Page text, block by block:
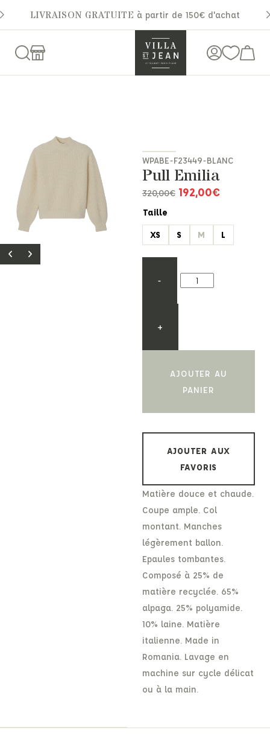
LIVRAISON GRATUITE à partir de 150€ d'achat
WPABE-F23449-BLANC
Pull Emilia
320,00€ 192,00€
Taille
XS
S M L
-
+
AJOUTER AU
PANIER
AJOUTER AUX
FAVORIS
Matière douce et chaude.
Coupe ample. Col
montant. Manches
légèrement ballon.
Epaules tombantes.
Composé à 25% de
matière recyclée. 65%
alpaga. 25% polyamide.
10% laine. Matière
italienne. Made in
Romania. Lavage en
machine sur cycle délicat
ou à la main.